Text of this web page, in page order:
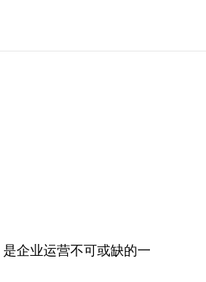
企业运营不可或缺的一